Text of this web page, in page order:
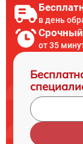
в день
от 35